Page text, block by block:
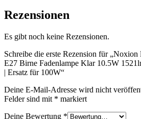
Rezensionen
Es gibt noch keine Rezensionen.
Schreibe die erste Rezension für
E27 Birne Fadenlampe Klar 10.5W
| Ersatz für 100W“
Deine E-Mail-Adresse wird nicht
Felder sind mit * markiert
Deine Bewertung *